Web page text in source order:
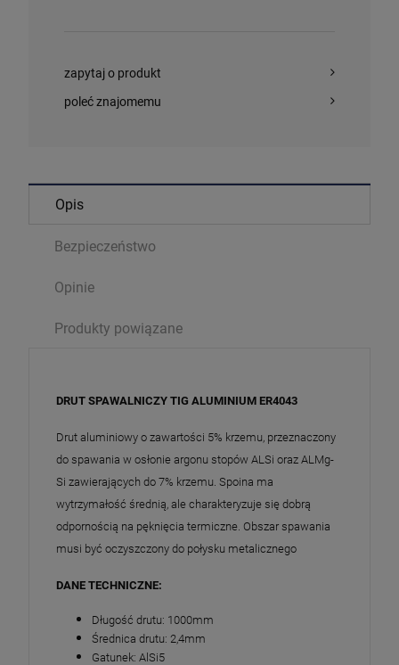
zapytaj o produkt
poleć znajomemu
Opis
Bezpieczeństwo
Opinie
Produkty powiązane
DRUT SPAWALNICZY TIG ALUMINIUM ER4043
Drut aluminiowy o zawartości 5% krzemu, przeznaczony
do spawania w osłonie argonu stopów ALSi oraz ALMg-
Si zawierających do 7% krzemu. Spoina ma
wytrzymałość średnią, ale charakteryzuje się dobrą
odpornością na pęknięcia termiczne. Obszar spawania
musi być oczyszczony do połysku metalicznego
DANE TECHNICZNE:
Długość drutu: 1000mm
Średnica drutu: 2,4mm
Gatunek: AlSi5